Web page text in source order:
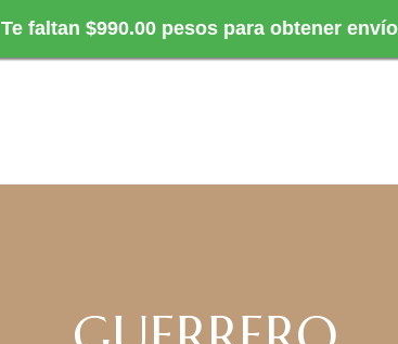
Te faltan $990.00 pesos para obtener